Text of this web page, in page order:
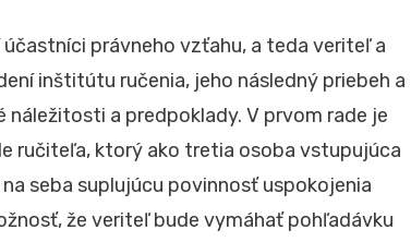
právneho vzťahu, a teda veriteľ a
inštitútu ručenia, jeho následný priebeh a
náležitosti a predpoklady. V prvom rade je
ručiteľa, ktorý ako tretia osoba vstupujúca
seba suplujúcu povinnosť uspokojenia
že veriteľ bude vymáhať pohľadávku